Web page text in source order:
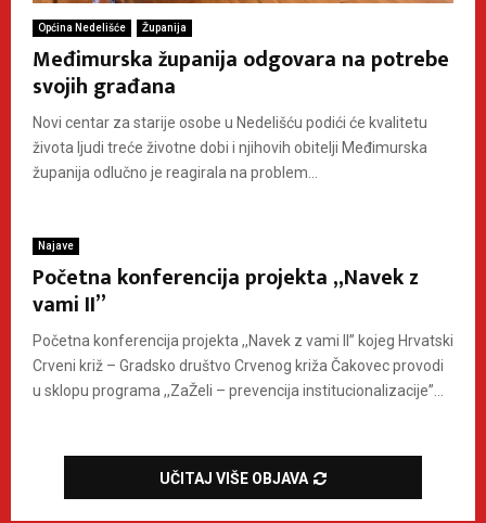
Općina Nedelišće Županija
Međimurska županija odgovara na potrebe
svojih građana
Novi centar za starije osobe u Nedelišću podići će kvalitetu
života ljudi treće životne dobi i njihovih obitelji Međimurska
županija odlučno je reagirala na problem...
Najave
Početna konferencija projekta ,,Navek z
vami II”
Početna konferencija projekta ,,Navek z vami II” kojeg Hrvatski
Crveni križ – Gradsko društvo Crvenog križa Čakovec provodi
u sklopu programa ,,ZaŽeli – prevencija institucionalizacije”...
UČITAJ VIŠE OBJAVA